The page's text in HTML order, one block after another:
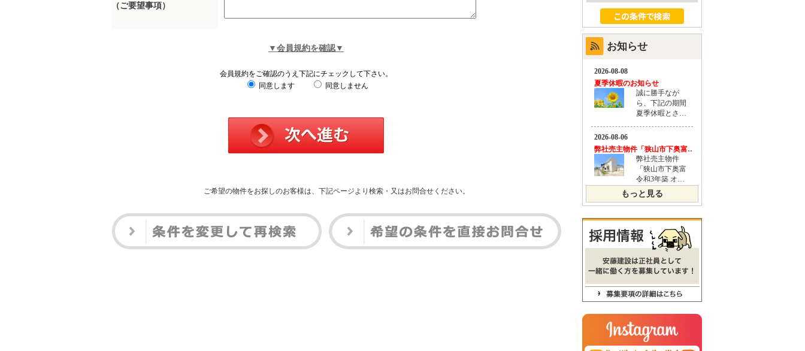
（ご要望事項）
▼会員規約を確認▼
会員規約をご確認のうえ下記にチェックして下さい。
同意します
同意しません
ご希望の物件をお探しのお客様は、下記ページより検索・又はお問合せください。
お知らせ
もっと見る